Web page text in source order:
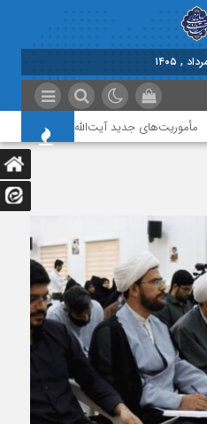
مأموریت‌های جدید آیت‌الله اعرافی به